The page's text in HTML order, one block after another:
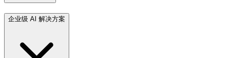
企业级 AI 解决方案